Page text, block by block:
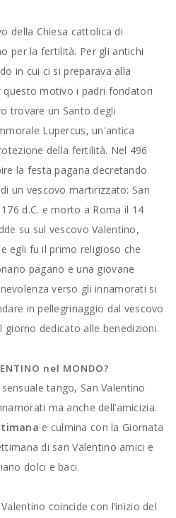
della Chiesa cattolica di
per la fertilità. Per gli antichi
in cui ci si preparava alla
questo motivo i padri fondatori
trovare un Santo degli
Lupercus, un'antica
della fertilità. Nel 496
la festa pagana decretando
un vescovo martirizzato: San
d.C. e morto a Roma il 14
su sul vescovo Valentino,
egli fu il primo religioso che
pagano e una giovane
verso gli innamorati si
in pellegrinaggio dal vescovo
giorno dedicato alle benedizioni.
nel MONDO?
tango, San Valentino
ma anche dell’amicizia.
e culmina con la Giornata
di san Valentino amici e
dolci e baci.
coincide con l’inizio del